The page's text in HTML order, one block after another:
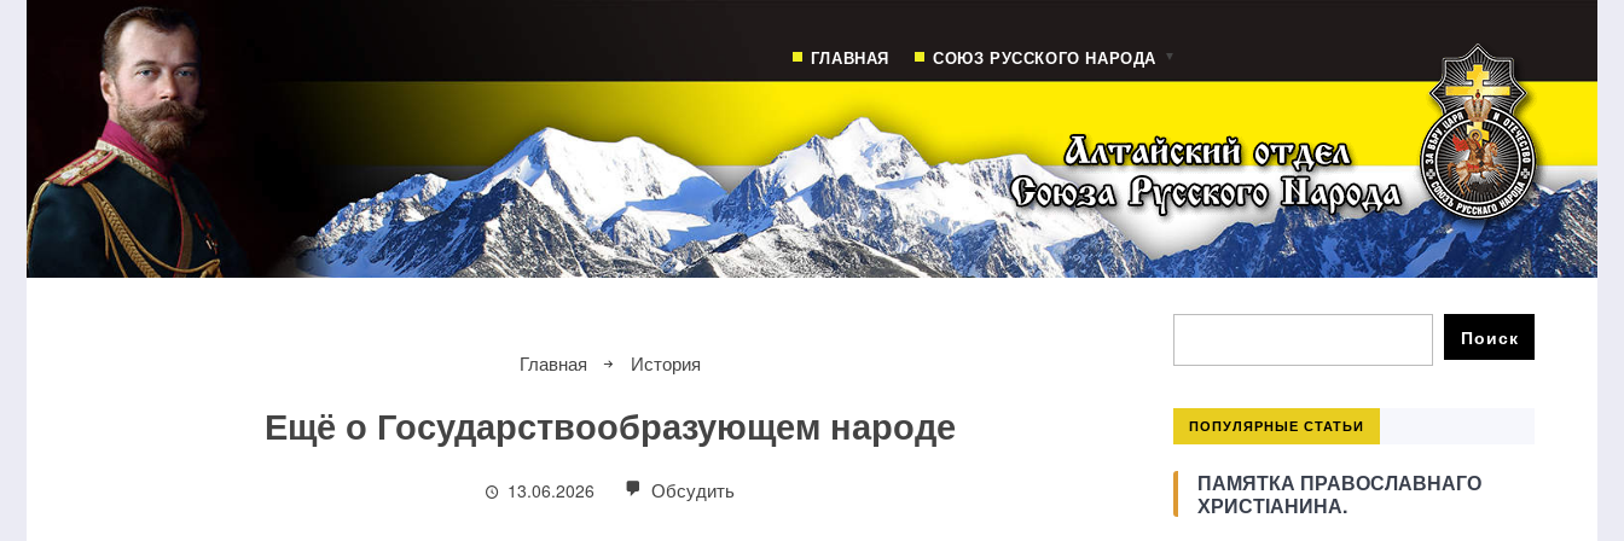
ГЛАВНАЯ СОЮЗ РУССКОГО НАРОДА
Главная История
Ещё о Государствообразующем народе
13.06.2026 Обсудить
ПОПУЛЯРНЫЕ СТАТЬИ
ПАМЯТКА ПРАВОСЛАВНАГО
ХРИСТІАНИНА.